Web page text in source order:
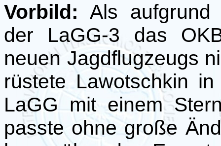
Vorbild: Als aufgrund
der LaGG-3 das
neuen Jagdflugzeugs
rüstete Lawotschkin
LaGG mit einem
passte ohne große